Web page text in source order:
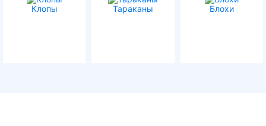
Клопы Тараканы Блохи